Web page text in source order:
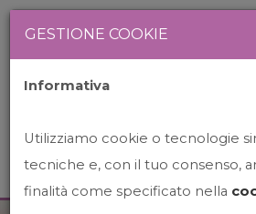
GESTIONE COOKIE
Informativa
Utilizziamo cookie o tecnologie
tecniche e, con il tuo consenso,
finalità come specificato nella